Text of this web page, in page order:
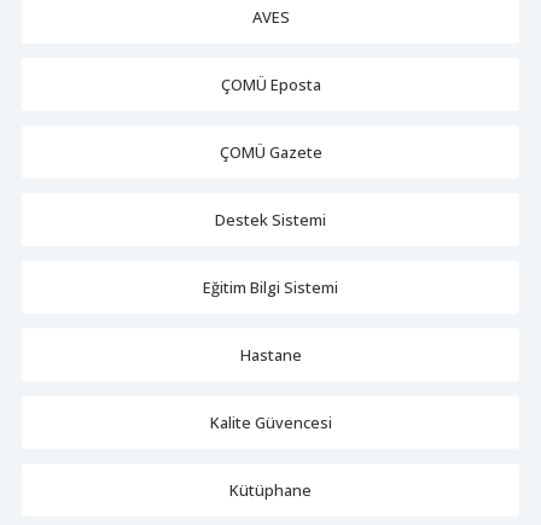
AVES
ÇOMÜ Eposta
ÇOMÜ Gazete
Destek Sistemi
Eğitim Bilgi Sistemi
Hastane
Kalite Güvencesi
Kütüphane